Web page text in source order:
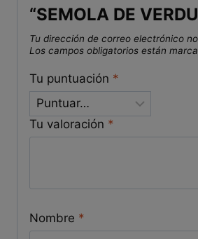
“SEMOLA DE
Tu dirección de correo electrónico
Los campos obligatorios están
Tu puntuación *
Tu valoración *
Nombre *